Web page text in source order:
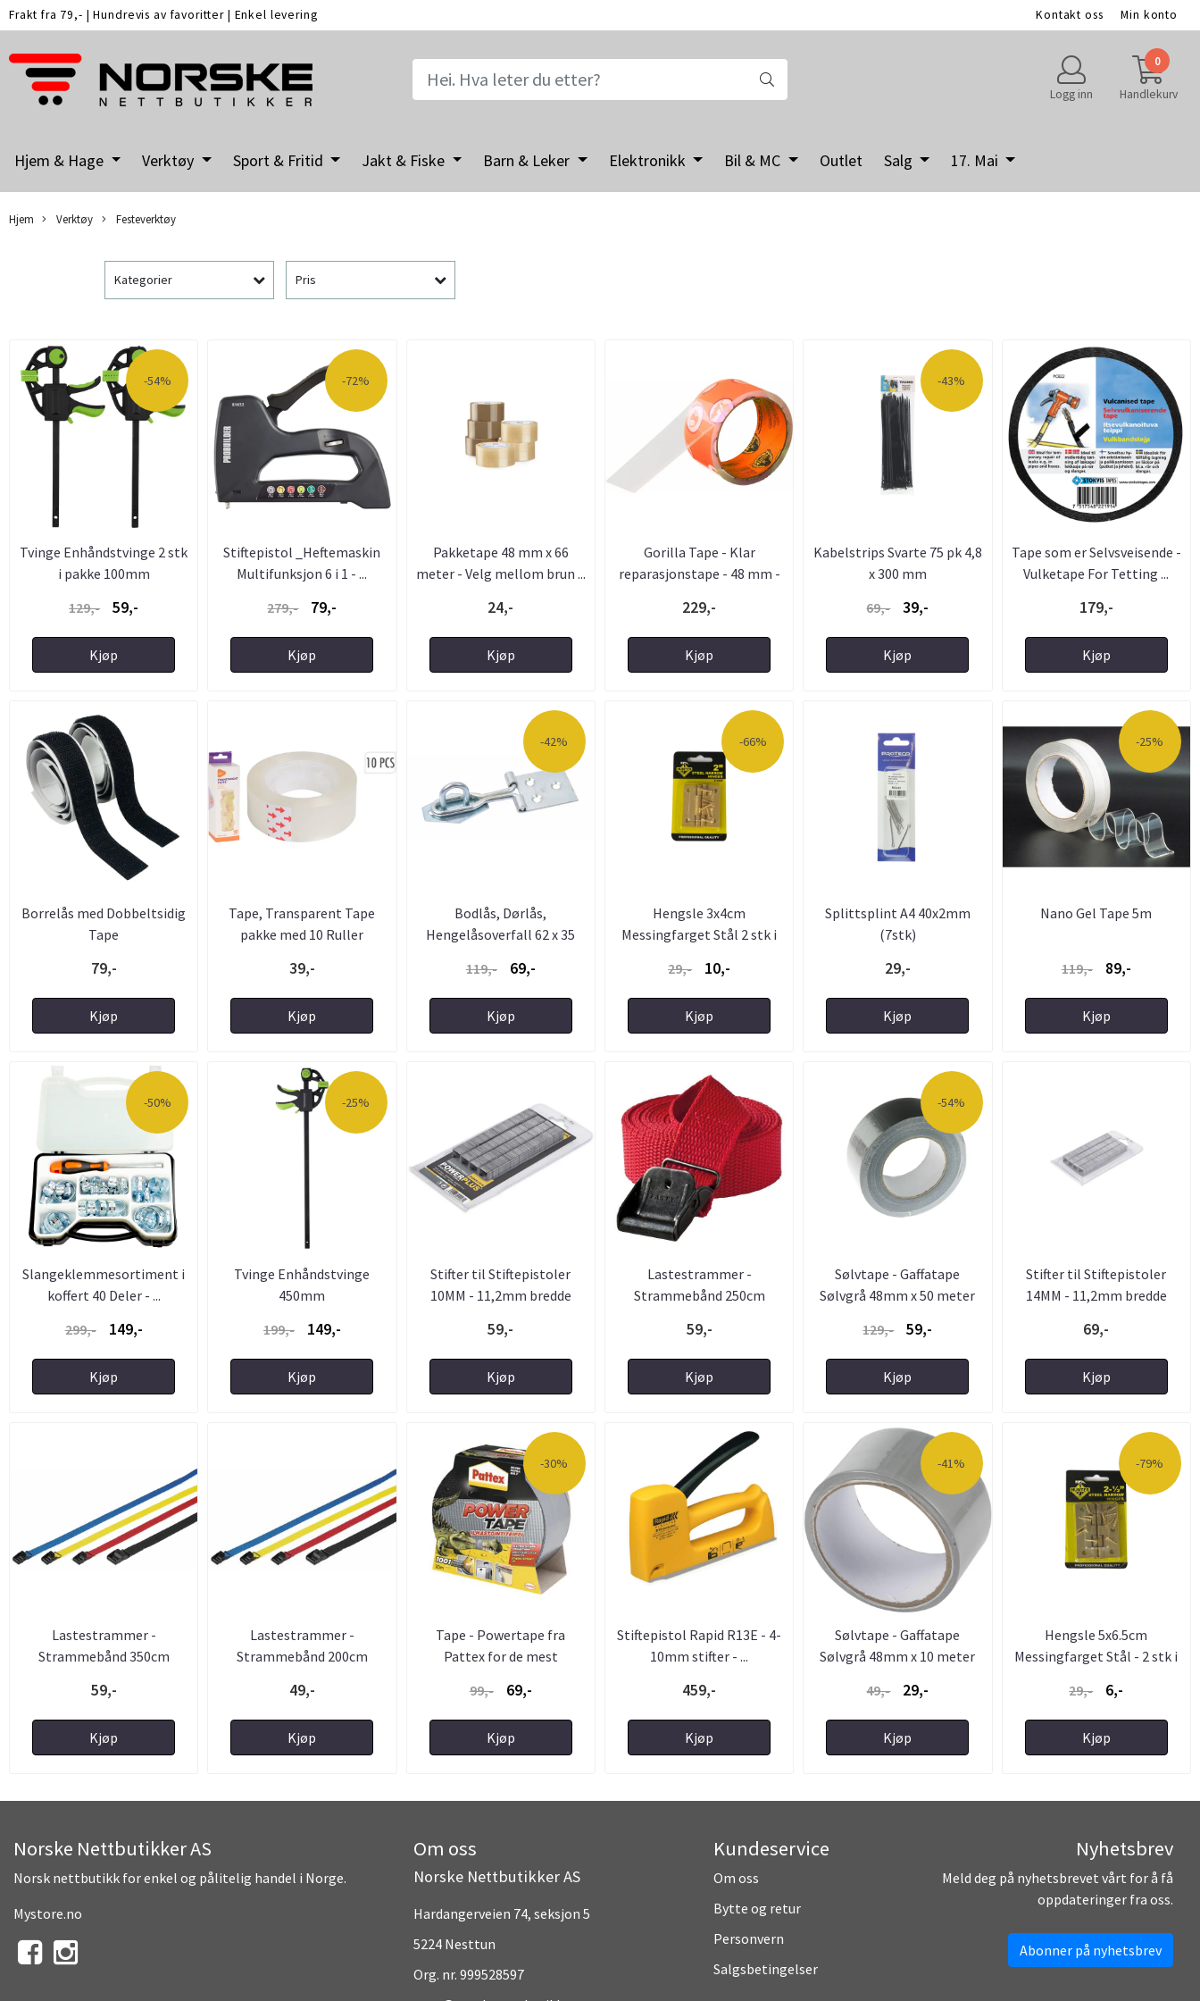
Frakt fra 79,- |Hundrevis av favoritter | Enkel levering Kontakt oss Min konto
Logg inn
0
Handlekurv
Hjem & Hage Verktøy Sport & Fritid Jakt & Fiske Barn & Leker Elektronikk Bil & MC Outlet Salg 17. Mai
Hjem Verktøy Festeverktøy
Kategorier Pris
-54%
Tvinge Enhåndstvinge 2 stk
i pakke 100mm
129,-
59,-
Kjøp
-72%
Stiftepistol _Heftemaskin
Multifunksjon 6 i 1 - ...
279,-
79,-
Kjøp
Pakketape 48 mm x 66
meter - Velg mellom brun ...
24,-
Kjøp
Gorilla Tape - Klar
reparasjonstape - 48 mm -
229,-
Kjøp
-43%
Kabelstrips Svarte 75 pk 4,8
x 300 mm
69,-
39,-
Kjøp
Tape som er Selvsveisende -
Vulketape For Tetting ...
179,-
Kjøp
Borrelås med Dobbeltsidig
Tape
79,-
Kjøp
Tape, Transparent Tape
pakke med 10 Ruller
39,-
Kjøp
-42%
Bodlås, Dørlås,
Hengelåsoverfall 62 x 35
119,- 69,-
Kjøp
-66%
Hengsle 3x4cm
Messingfarget Stål 2 stk i
29,- 10,-
Kjøp
Splittsplint A4 40x2mm
(7stk)
29,-
Kjøp
-25%
Nano Gel Tape 5m
119,- 89,-
Kjøp
-50%
Slangeklemmesortiment i
koffert 40 Deler - ...
299,-
149,-
Kjøp
-25%
Tvinge Enhåndstvinge
450mm
199,-
149,-
Kjøp
Stifter til Stiftepistoler
10MM - 11,2mm bredde
59,-
Kjøp
Lastestrammer -
Strammebånd 250cm
59,-
Kjøp
-54%
Sølvtape - Gaffatape
Sølvgrå 48mm x 50 meter
129,-
59,-
Kjøp
Stifter til Stiftepistoler
14MM - 11,2mm bredde
69,-
Kjøp
Lastestrammer -
Strammebånd 350cm
59,-
Kjøp
Lastestrammer -
Strammebånd 200cm
49,-
Kjøp
-30%
Tape - Powertape fra
Pattex for de mest
99,- 69,-
Kjøp
Stiftepistol Rapid R13E - 4-
10mm stifter - ...
459,-
Kjøp
-41%
Sølvtape - Gaffatape
Sølvgrå 48mm x 10 meter
49,-
29,-
Kjøp
-79%
Hengsle 5x6.5cm
Messingfarget Stål - 2 stk i
29,- 6,-
Kjøp
Norske Nettbutikker AS
Norsk nettbutikk for enkel og pålitelig handel i Norge.
Mystore.no
Om oss
Norske Nettbutikker AS
Hardangerveien 74, seksjon 5
5224 Nesttun
Org. nr. 999528597
Kundeservice
Om oss
Bytte og retur
Personvern
Salgsbetingelser
Nyhetsbrev
Meld deg på nyhetsbrevet vårt for å få
oppdateringer fra oss.
Abonner på nyhetsbrev